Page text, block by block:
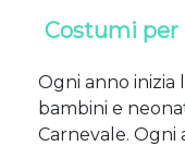
Costumi per
Ogni anno
bambini e
Carnevale. Ogni